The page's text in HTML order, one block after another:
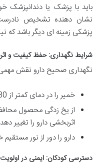
باید با پزشک یا
نشان دهنده تشخیص
پزشکی زمینه ای دیگر باشد که
شرایط نگهداری: حفظ کیفیت و
نگهداری صحیح دارو نقش
خمیر را در دمای کمتر از 30 درجه سانتی گراد نگهداری کنید.
از یخ زدگی محصول
اثربخشی دارو را تغییر
دارو را دور از نور
دسترسی کودکان: ایمنی در اولویت